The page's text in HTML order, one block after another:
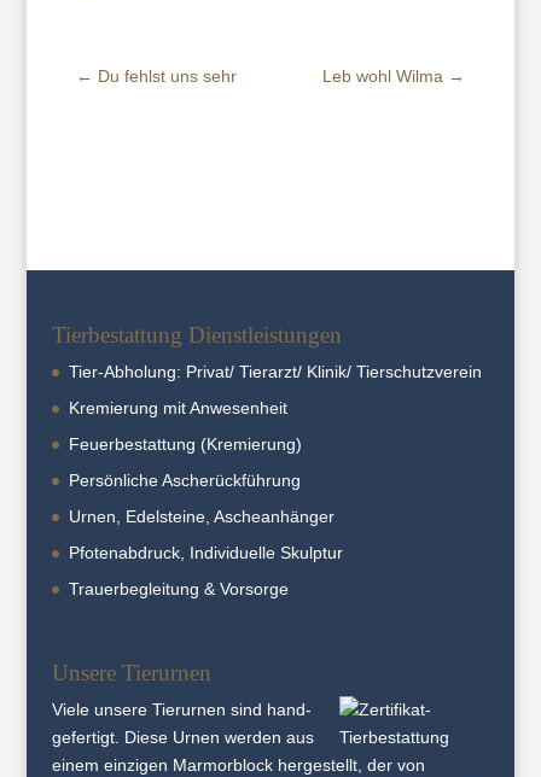
← Du fehlst uns sehr Leb wohl Wilma →
Tierbestattung Dienstleistungen
Tier-Abholung: Privat/ Tierarzt/ Klinik/ Tierschutzverein
Kremierung mit Anwesenheit
Feuerbestattung (Kremierung)
Persönliche Ascherückführung
Urnen, Edelsteine, Ascheanhänger
Pfotenabdruck, Individuelle Skulptur
Trauerbegleitung & Vorsorge
Unsere Tierurnen
Viele unsere Tier­urnen sind hand­
gefertigt. Diese Urnen werden aus
einem einzigen Marmor­block her­gestellt, der von